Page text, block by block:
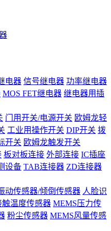
电器 信号继电器 功率继电器
MOS FET继电器 继电器用插
门用开关/电源开关 欧姆龙轻
工业用操作开关 DIP开关 拨
开关 欧姆龙触发开关
板对板连接 外部连接 IC插座
设备 TAB连接器 ZD连接器
动传感器/倾倒传感器 人脸识
触温度传感器 MEMS压力传
粉尘传感器 MEMS风量传感